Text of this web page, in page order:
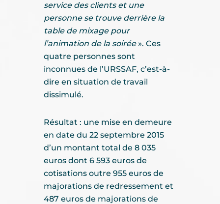
service des clients et une
personne se trouve derrière la
table de mixage pour
l’animation de la soirée». Ces
quatre personnes sont
inconnues de l’URSSAF, c’est-à-
dire en situation de travail
dissimulé.
Résultat : une mise en demeure
en date du 22 septembre 2015
d’un montant total de 8 035
euros dont 6 593 euros de
cotisations outre 955 euros de
majorations de redressement et
487 euros de majorations de